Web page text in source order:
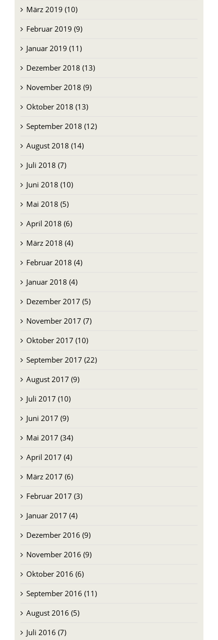
März 2019 (10)
Februar 2019 (9)
Januar 2019 (11)
Dezember 2018 (13)
November 2018 (9)
Oktober 2018 (13)
September 2018 (12)
August 2018 (14)
Juli 2018 (7)
Juni 2018 (10)
Mai 2018 (5)
April 2018 (6)
März 2018 (4)
Februar 2018 (4)
Januar 2018 (4)
Dezember 2017 (5)
November 2017 (7)
Oktober 2017 (10)
September 2017 (22)
August 2017 (9)
Juli 2017 (10)
Juni 2017 (9)
Mai 2017 (34)
April 2017 (4)
März 2017 (6)
Februar 2017 (3)
Januar 2017 (4)
Dezember 2016 (9)
November 2016 (9)
Oktober 2016 (6)
September 2016 (11)
August 2016 (5)
Juli 2016 (7)